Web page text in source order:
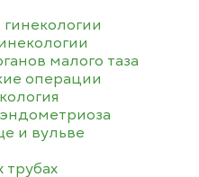
малого таза
операции
и вульве